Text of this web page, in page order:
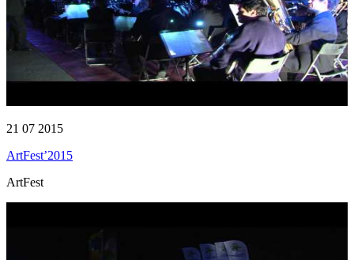
21 07 2015
ArtFest’2015
ArtFest